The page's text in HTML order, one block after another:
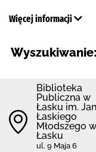
Więcej informacji
Wyszukiwanie:
Biblioteka
Publiczna w
Łasku im.
Łaskiego
Młodszego w
Łasku
ul. 9 Maja 6